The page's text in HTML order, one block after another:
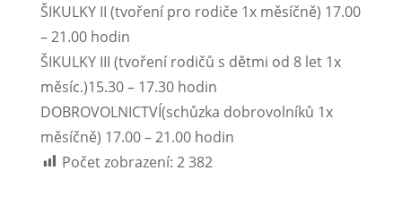
ŠIKULKY II (tvoření pro rodiče 1x měsíčně) 17.00
– 21.00 hodin
ŠIKULKY III (tvoření rodičů s dětmi od 8 let 1x
měsíc.)15.30 – 17.30 hodin
DOBROVOLNICTVÍ(schůzka dobrovolníků 1x
měsíčně) 17.00 – 21.00 hodin
Počet zobrazení: 2 382